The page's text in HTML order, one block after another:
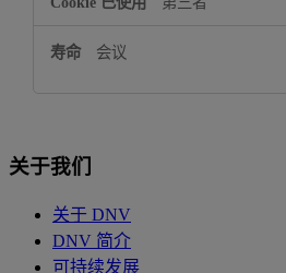
会议
关于我们
关于 DNV
DNV 简介
可持续发展